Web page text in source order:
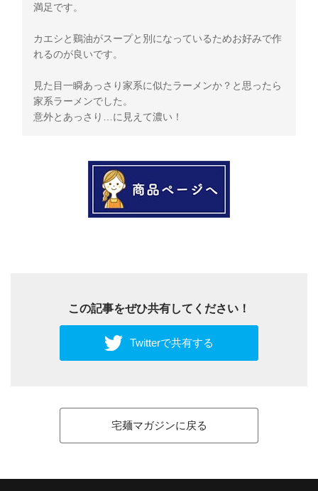
満足です。
カエシと鷄油がスープと別になっているためお好みで作
れるのが良いです。
見た目一瞬あっさり家系に似たラーメンか？と思ったら
家系ラーメンでした。
意外とあっさり…に見えて濃い！
この記事をぜひ共有してください！
Twitterで共有する
宅麺マガジンに戻る